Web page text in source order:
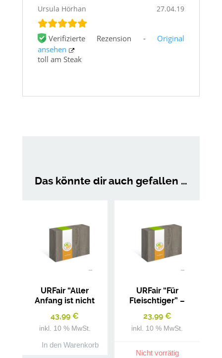
Ursula Hörhan 27.04.19
Verifizierte Rezension - Original
ansehen
toll am Steak
Das könnte dir auch gefallen …
URFair “Aller
Anfang ist nicht
schwer” –
Starterset Gewürze
43,99€
inkl. 10 % MwSt.
In den Warenkorb
URFair “Für
Fleischtiger” –
Geschenkbox
Gewürze
23,99 €
inkl. 10 % MwSt.
Nicht vorrätig